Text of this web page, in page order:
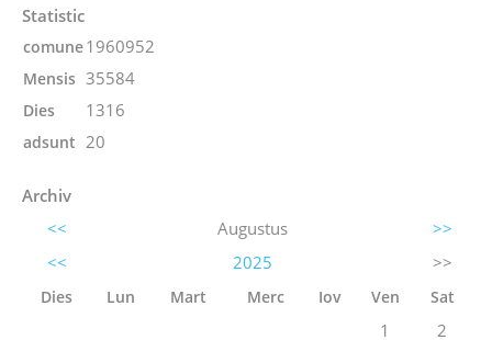
Statistic
adsunt 20
comune1960952
Mensis 35584
Dies 1316
Archiv
<<
Augustus
>>
<<
2025 >>
Dies Lun Mart Merc Iov Ven Sat
1 2